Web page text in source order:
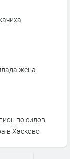
жена
по силов
в Хасково